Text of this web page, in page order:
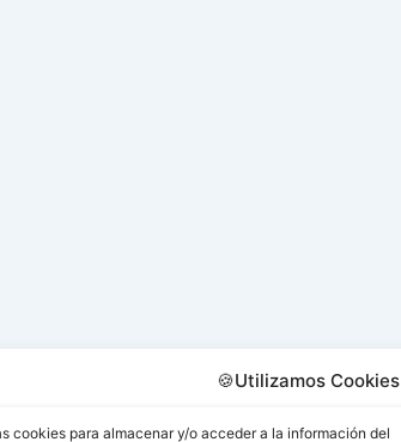
🍪Utilizamos Cookies
cookies para almacenar y/o acceder a la información del